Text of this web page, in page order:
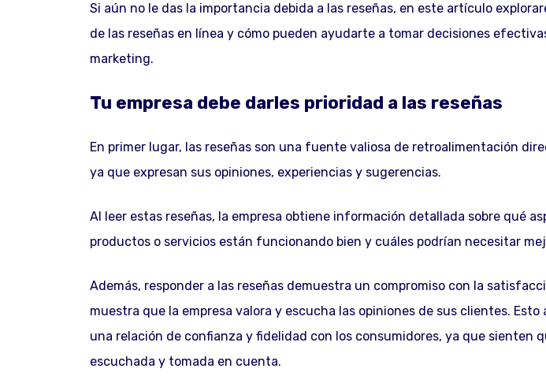
Si aún no le das la importancia debida a las reseñas, en este artículo
de las reseñas en línea y cómo pueden ayudarte a tomar decisiones
marketing.
Tu empresa debe darles prioridad a las reseñas
En primer lugar, las reseñas son una fuente valiosa de retroalimentación
ya que expresan sus opiniones, experiencias y sugerencias.
Al leer estas reseñas, la empresa obtiene información detallada sobre qué
productos o servicios están funcionando bien y cuáles podrían necesitar
Además, responder a las reseñas demuestra un compromiso con la
muestra que la empresa valora y escucha las opiniones de sus clientes.
una relación de confianza y fidelidad con los consumidores, ya que sienten
escuchada y tomada en cuenta.